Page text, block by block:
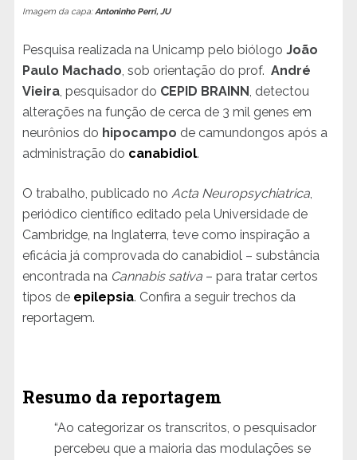
Imagem da capa: Antoninho Perri, JU
Pesquisa realizada na Unicamp pelo biólogo João
Paulo Machado , sob orientação do prof. André
Vieira, pesquisador do CEPID BRAINN , detectou
alterações na função de cerca de 3 mil genes em
neurônios do hipocampo de camundongos após a
administração do canabidiol.
O trabalho, publicado no Acta Neuropsychiatrica,
periódico científico editado pela Universidade de
Cambridge, na Inglaterra, teve como inspiração a
eficácia já comprovada do canabidiol – substância
encontrada na Cannabis sativa– para tratar certos
tipos de epilepsia. Confira a seguir trechos da
reportagem.
Resumo da reportagem
“Ao categorizar os transcritos, o pesquisador
percebeu que a maioria das modulações se